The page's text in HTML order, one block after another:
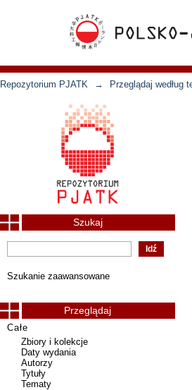
Repozytorium PJATK → Przeglądaj według
Szukaj
Szukanie zaawansowane
Przeglądaj
Całe
Zbiory i kolekcje
Daty wydania
Autorzy
Tytuły
Tematy